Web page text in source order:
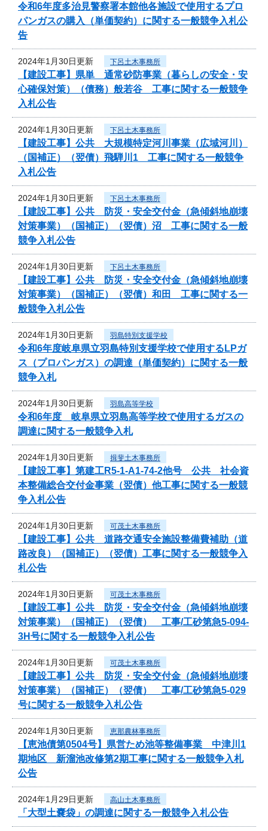
令和6年度多治見警察署本館他各施設で使用するプロ
パンガスの購入（単価契約）に関する一般競争入札公
告
2024年1月30日更新 下呂土木事務所
【建設工事】県単 通常砂防事業（暮らしの安全・安
心確保対策）（債務）般若谷 工事に関する一般競争
入札公告
2024年1月30日更新 下呂土木事務所
【建設工事】公共 大規模特定河川事業（広域河川）
（国補正）（翌債）飛騨川1 工事に関する一般競争
入札公告
2024年1月30日更新 下呂土木事務所
【建設工事】公共 防災・安全交付金（急傾斜地崩壊
対策事業）（国補正）（翌債）沼 工事に関する一般
競争入札公告
2024年1月30日更新 下呂土木事務所
【建設工事】公共 防災・安全交付金（急傾斜地崩壊
対策事業）（国補正）（翌債）和田 工事に関する一
般競争入札公告
2024年1月30日更新 羽島特別支援学校
令和6年度岐阜県立羽島特別支援学校で使用するLPガ
ス（プロパンガス）の調達（単価契約）に関する一般
競争入札
2024年1月30日更新 羽島高等学校
令和6年度 岐阜県立羽島高等学校で使用するガスの
調達に関する一般競争入札
2024年1月30日更新 揖斐土木事務所
【建設工事】第建工R5-1-A1-74-2他号 公共 社会資
本整備総合交付金事業（翌債）他工事に関する一般競
争入札公告
2024年1月30日更新 可茂土木事務所
【建設工事】公共 道路交通安全施設整備費補助（道
路改良）（国補正）（翌債）工事に関する一般競争入
札公告
2024年1月30日更新 可茂土木事務所
【建設工事】公共 防災・安全交付金（急傾斜地崩壊
対策事業）（国補正）（翌債） 工事/工砂第急5-094-
3H号に関する一般競争入札公告
2024年1月30日更新 可茂土木事務所
【建設工事】公共 防災・安全交付金（急傾斜地崩壊
対策事業）（国補正）（翌債） 工事/工砂第急5-029
号に関する一般競争入札公告
2024年1月30日更新 恵那農林事務所
【恵池債第0504号】県営ため池等整備事業 中津川1
期地区 新溜池改修第2期工事に関する一般競争入札
公告
2024年1月29日更新 高山土木事務所
「大型土嚢袋」の調達に関する一般競争入札公告